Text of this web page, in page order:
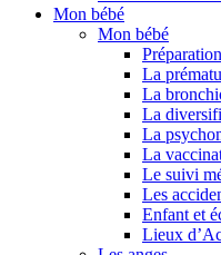
Mon bébé
Mon bébé
La
La
La
La
La
Le suivi
Les
Enfant et
Lieux